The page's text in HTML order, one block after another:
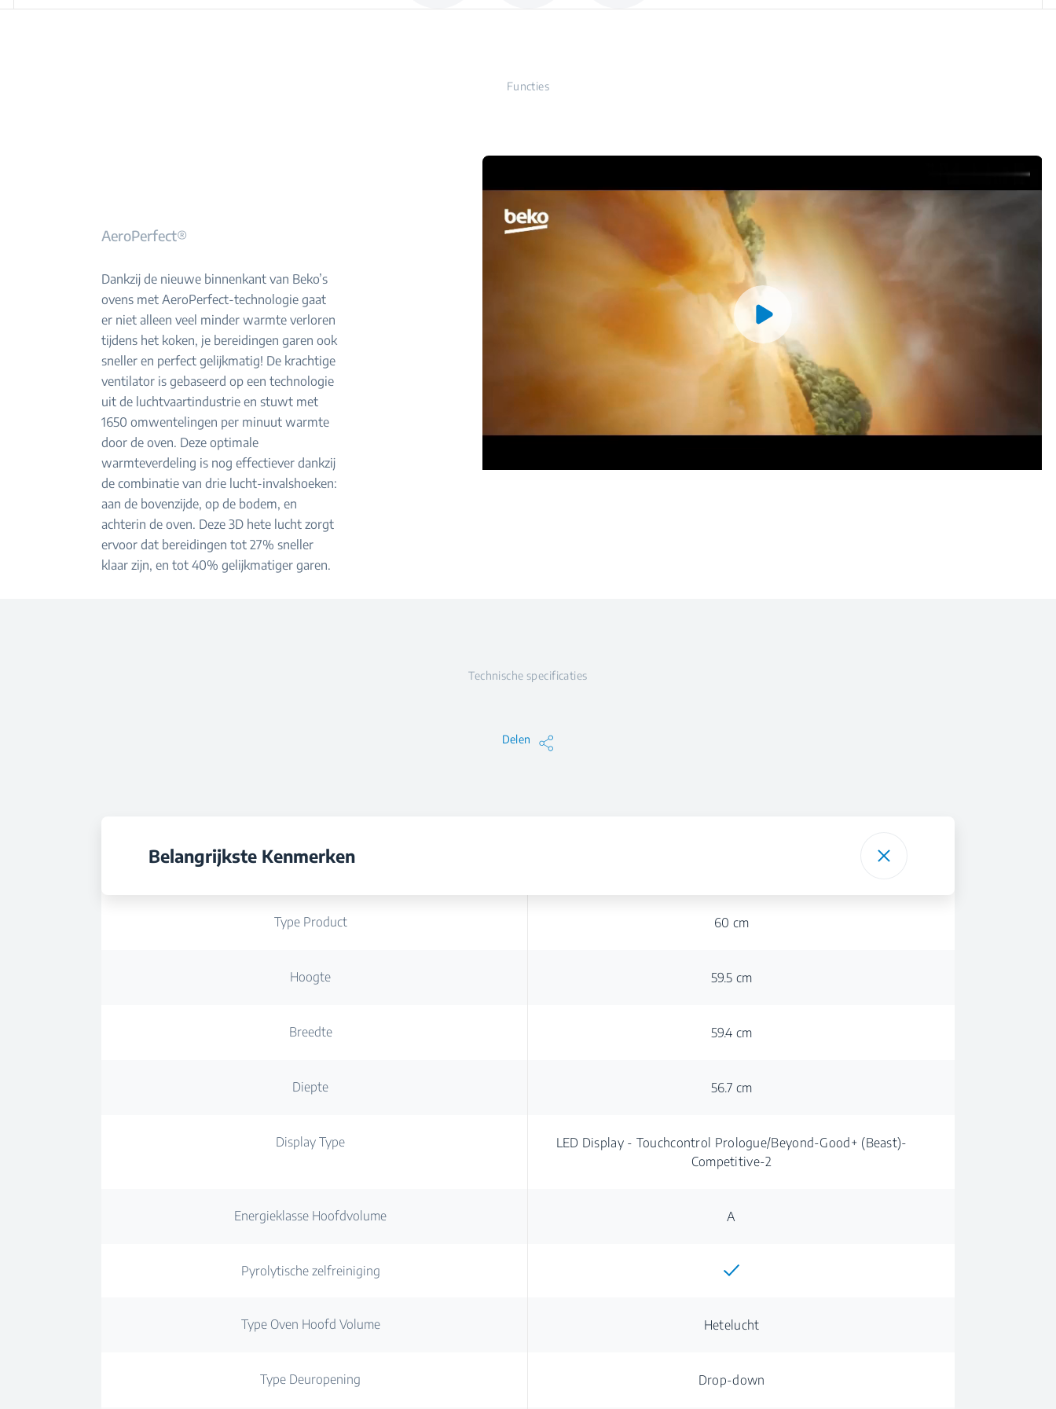
Functies
AeroPerfect®
Dankzij de nieuwe binnenkant van Beko’s
ovens met AeroPerfect-technologie gaat
er niet alleen veel minder warmte verloren
tijdens het koken, je bereidingen garen ook
sneller en perfect gelijkmatig! De krachtige
ventilator is gebaseerd op een technologie
uit de luchtvaartindustrie en stuwt met
1650 omwentelingen per minuut warmte
door de oven. Deze optimale
warmteverdeling is nog effectiever dankzij
de combinatie van drie lucht-invalshoeken:
aan de bovenzijde, op de bodem, en
achterin de oven. Deze 3D hete lucht zorgt
ervoor dat bereidingen tot 27% sneller
klaar zijn, en tot 40% gelijkmatiger garen.
Technische specificaties
Delen
Belangrijkste Kenmerken
Type Product 60 cm
Hoogte 59.5 cm
Breedte 59.4 cm
Diepte 56.7 cm
Display Type
LED Display - Touchcontrol Prologue/Beyond-Good+ (Beast)-
Competitive-2
Energieklasse Hoofdvolume A
Pyrolytische zelfreiniging
Type Oven Hoofd Volume Hetelucht
Type Deuropening Drop-down